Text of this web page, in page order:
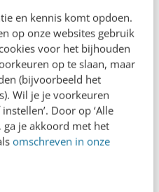
en kennis komt opdoen.
op onze websites gebruik
voor het bijhouden
op te slaan, maar
(bijvoorbeeld het
Wil je je voorkeuren
Door op ‘Alle
ga je akkoord met het
omschreven in onze
met e-mail
Dat maakt het voor
erg lastig om leden
verlaten en de
Dat kost tijd en
de vaste gewoonte
te